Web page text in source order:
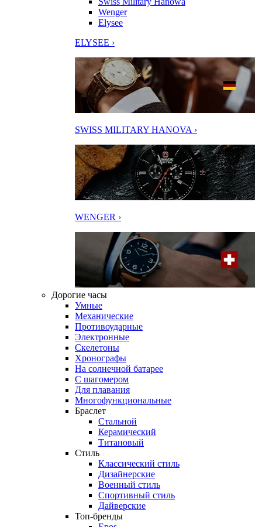
Wenger
Elysee
ELYSEE ›
SWISS MILITARY HANOVA ›
WENGER ›
Дорогие часы
Умные
Механические
Противоударные
Электронные
Скелетоны
Хронографы
На солнечной батарее
С шагомером
Для плавания
Многофункциональные
Браслет
Стальной
Керамический
Титановый
Стиль
Классический стиль
Дизайнерские
Военный стиль
Спортивный стиль
Дайверские
Топ-бренды